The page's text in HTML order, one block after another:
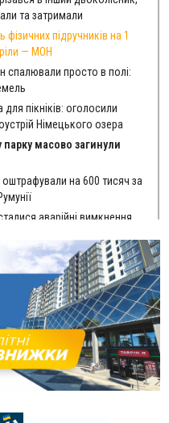
та затримали
підручників на 1
— МОН
спалювали просто в полі:
для пікніків: оголосили
Німецького озера
парку масово загинули
на 600 тисяч за
аварійні вимкнення
лікарні двох
тисячі гривень
який у Буковелі
за 8,5 тисяч
відкопали давньоруську
серію складних операцій